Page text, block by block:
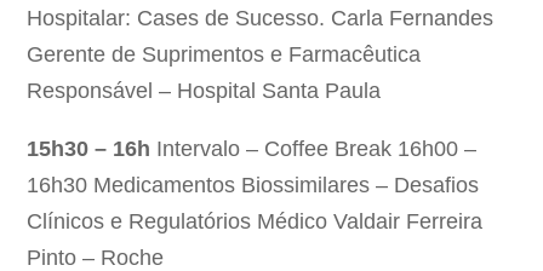
Hospitalar: Cases de Sucesso. Carla Fernandes
Gerente de Suprimentos e Farmacêutica
Responsável – Hospital Santa Paula
15h30 – 16h Intervalo – Coffee Break 16h00 –
16h30 Medicamentos Biossimilares – Desafios
Clínicos e Regulatórios Médico Valdair Ferreira
Pinto – Roche